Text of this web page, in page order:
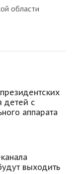
области
детей с
аппарата
выходить